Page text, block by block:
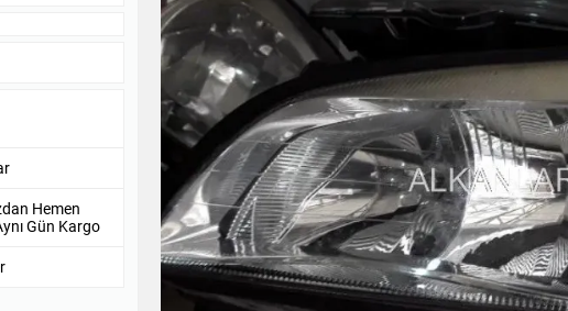
Hemen
Gün Kargo